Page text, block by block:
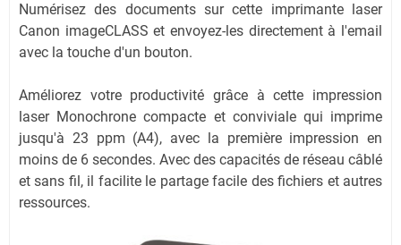
Numérisez des documents sur cette imprimante laser
Canon imageCLASS et envoyez-les directement à l'email
avec la touche d'un bouton.
Améliorez votre productivité grâce à cette impression
laser Monochrone compacte et conviviale qui imprime
jusqu'à 23 ppm (A4), avec la première impression en
moins de 6 secondes. Avec des capacités de réseau câblé
et sans fil, il facilite le partage facile des fichiers et autres
ressources.